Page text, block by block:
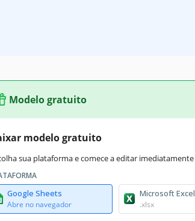
Modelo gratuito
modelo gratuito
sua plataforma e comece a editar imediatamente
Google Sheets
Abre no navegador
Microsoft Excel
.xlsx